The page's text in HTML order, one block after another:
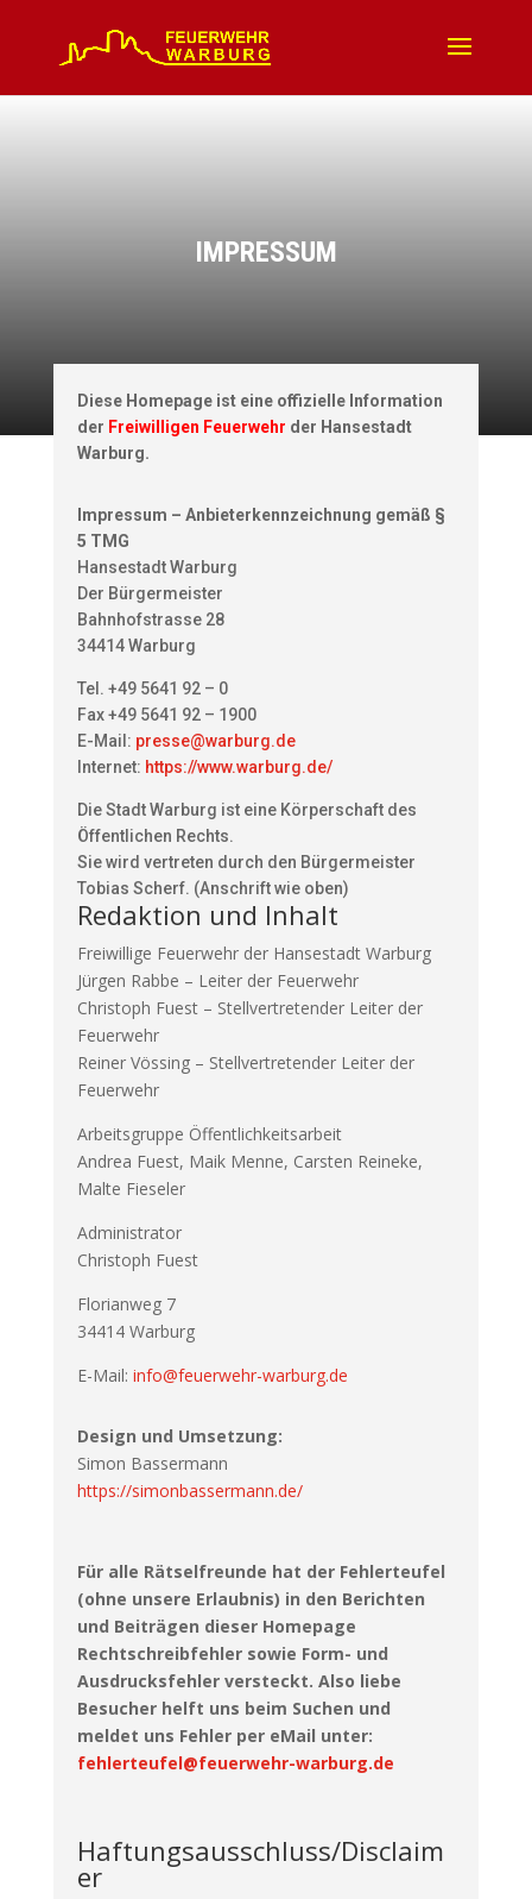
IMPRESSUM
Diese Homepage ist eine offizielle Information
der Freiwilligen Feuerwehr der Hansestadt
Warburg.
Impressum – Anbieterkennzeichnung gemäß §
5 TMG
Hansestadt Warburg
Der Bürgermeister
Bahnhofstrasse 28
34414 Warburg
Tel. +49 5641 92 – 0
Fax +49 5641 92 – 1900
E-Mail: presse@warburg.de
Internet: https://www.warburg.de/
Die Stadt Warburg ist eine Körperschaft des
Öffentlichen Rechts.
Sie wird vertreten durch den Bürgermeister
Tobias Scherf. (Anschrift wie oben)
Redaktion und Inhalt
Freiwillige Feuerwehr der Hansestadt Warburg
Jürgen Rabbe – Leiter der Feuerwehr
Christoph Fuest – Stellvertretender Leiter der
Feuerwehr
Reiner Vössing – Stellvertretender Leiter der
Feuerwehr
Arbeitsgruppe Öffentlichkeitsarbeit
Andrea Fuest, Maik Menne, Carsten Reineke,
Malte Fieseler
Administrator
Christoph Fuest
Florianweg 7
34414 Warburg
E-Mail: info@feuerwehr-warburg.de
Design und Umsetzung:
Simon Bassermann
https://simonbassermann.de/
Für alle Rätselfreunde hat der Fehlerteufel
(ohne unsere Erlaubnis) in den Berichten
und Beiträgen dieser Homepage
Rechtschreibfehler sowie Form- und
Ausdrucksfehler versteckt. Also liebe
Besucher helft uns beim Suchen und
meldet uns Fehler per eMail unter:
fehlerteufel@feuerwehr-warburg.de
Haftungsausschluss/Disclaim
er